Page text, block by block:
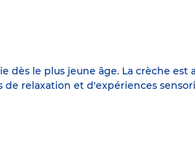
le plus jeune âge. La crèche est
relaxation et d'expériences